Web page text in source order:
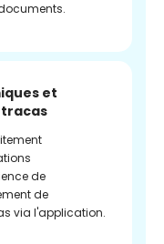
et
de
de
via l'application.